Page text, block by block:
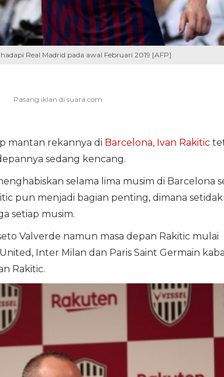
Real Madrid pada awal Februari 2019 [AFP]
mantan rekannya di Barcelona, Ivan Rakitic
sedang kencang.
selama lima musim di Barcelona
pun menjadi bagian penting, dimana
setiap musim.
Valverde namun masa depan Rakitic mulai
Inter Milan dan Paris Saint Germain
Rakitic.